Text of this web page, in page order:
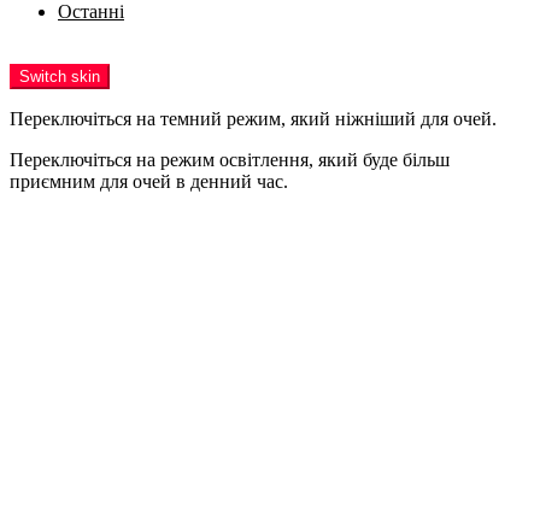
Останні
Switch skin
Переключіться на темний режим, який ніжніший для очей.
Переключіться на режим освітлення, який буде більш
приємним для очей в денний час.